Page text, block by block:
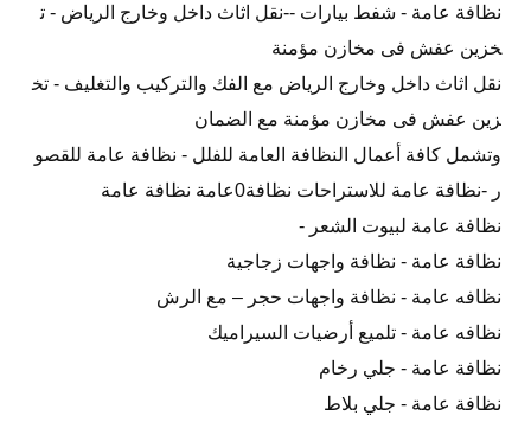
نظافة عامة - شفط بيارات --نقل اثاث داخل وخارج الرياض - ت
خزين عفش فى مخازن مؤمنة
نقل اثاث داخل وخارج الرياض مع الفك والتركيب والتغليف - تخ
زين عفش فى مخازن مؤمنة مع الضمان
وتشمل كافة أعمال النظافة العامة للفلل - نظافة عامة للقصو
ر -نظافة عامة للاستراحات نظافة0عامة نظافة عامة
نظافة عامة لبيوت الشعر -
نظافة عامة - نظافة واجهات زجاجية
نظافه عامة - نظافة واجهات حجر – مع الرش
نظافه عامة - تلميع أرضيات السيراميك
نظافة عامة - جلي رخام
نظافة عامة - جلي بلاط